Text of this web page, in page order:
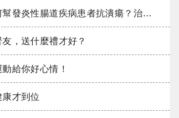
腸道疾病患者抗潰瘍？治療進展與健保給付困境一次看
，送什麼禮才好？
給你好心情！
才到位